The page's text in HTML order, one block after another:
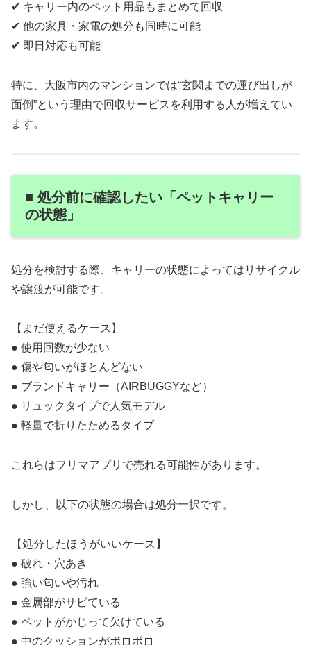
✔ キャリー内のペット用品もまとめて回収
✔ 他の家具・家電の処分も同時に可能
✔ 即日対応も可能
特に、大阪市内のマンションでは“玄関までの運び出しが
面倒”という理由で回収サービスを利用する人が増えてい
ます。
■ 処分前に確認したい「ペットキャリー
の状態」
処分を検討する際、キャリーの状態によってはリサイクル
や譲渡が可能です。
【まだ使えるケース】
● 使用回数が少ない
● 傷や匂いがほとんどない
● ブランドキャリー（AIRBUGGYなど）
● リュックタイプで人気モデル
● 軽量で折りたためるタイプ
これらはフリマアプリで売れる可能性があります。
しかし、以下の状態の場合は処分一択です。
【処分したほうがいいケース】
● 破れ・穴あき
● 強い匂いや汚れ
● 金属部がサビている
● ペットがかじって欠けている
● 中のクッションがボロボロ